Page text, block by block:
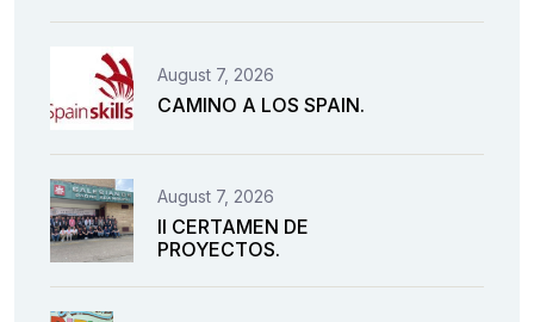
August 7, 2026
CAMINO A LOS SPAIN.
August 7, 2026
II CERTAMEN DE
PROYECTOS.